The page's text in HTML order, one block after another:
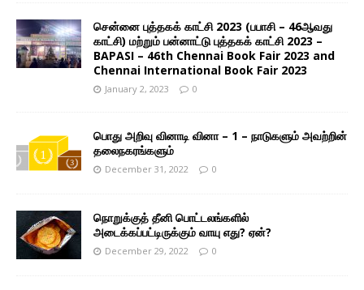
சென்னை புத்தகக் காட்சி 2023 (பபாசி – 46ஆவது
காட்சி) மற்றும் பன்னாட்டு புத்தகக் காட்சி 2023 –
BAPASI – 46th Chennai Book Fair 2023 and
Chennai International Book Fair 2023
January 2, 2023 0
பொது அறிவு வினாடி வினா – 1 – நாடுகளும் அவற்றின்
தலைநகரங்களும்
December 31, 2022 0
நொறுக்குத் தீனி பொட்டலங்களில்
அடைக்கப்பட்டிருக்கும் வாயு எது? ஏன்?
December 29, 2022 0